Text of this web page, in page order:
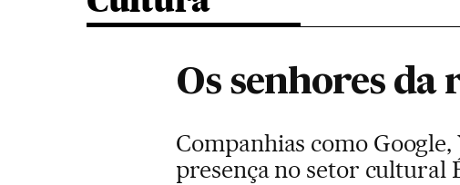
Os senhores da
Companhias como
presença no setor cultural